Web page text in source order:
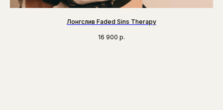
Лонгслив Faded Sins Therapy
16 900 р.